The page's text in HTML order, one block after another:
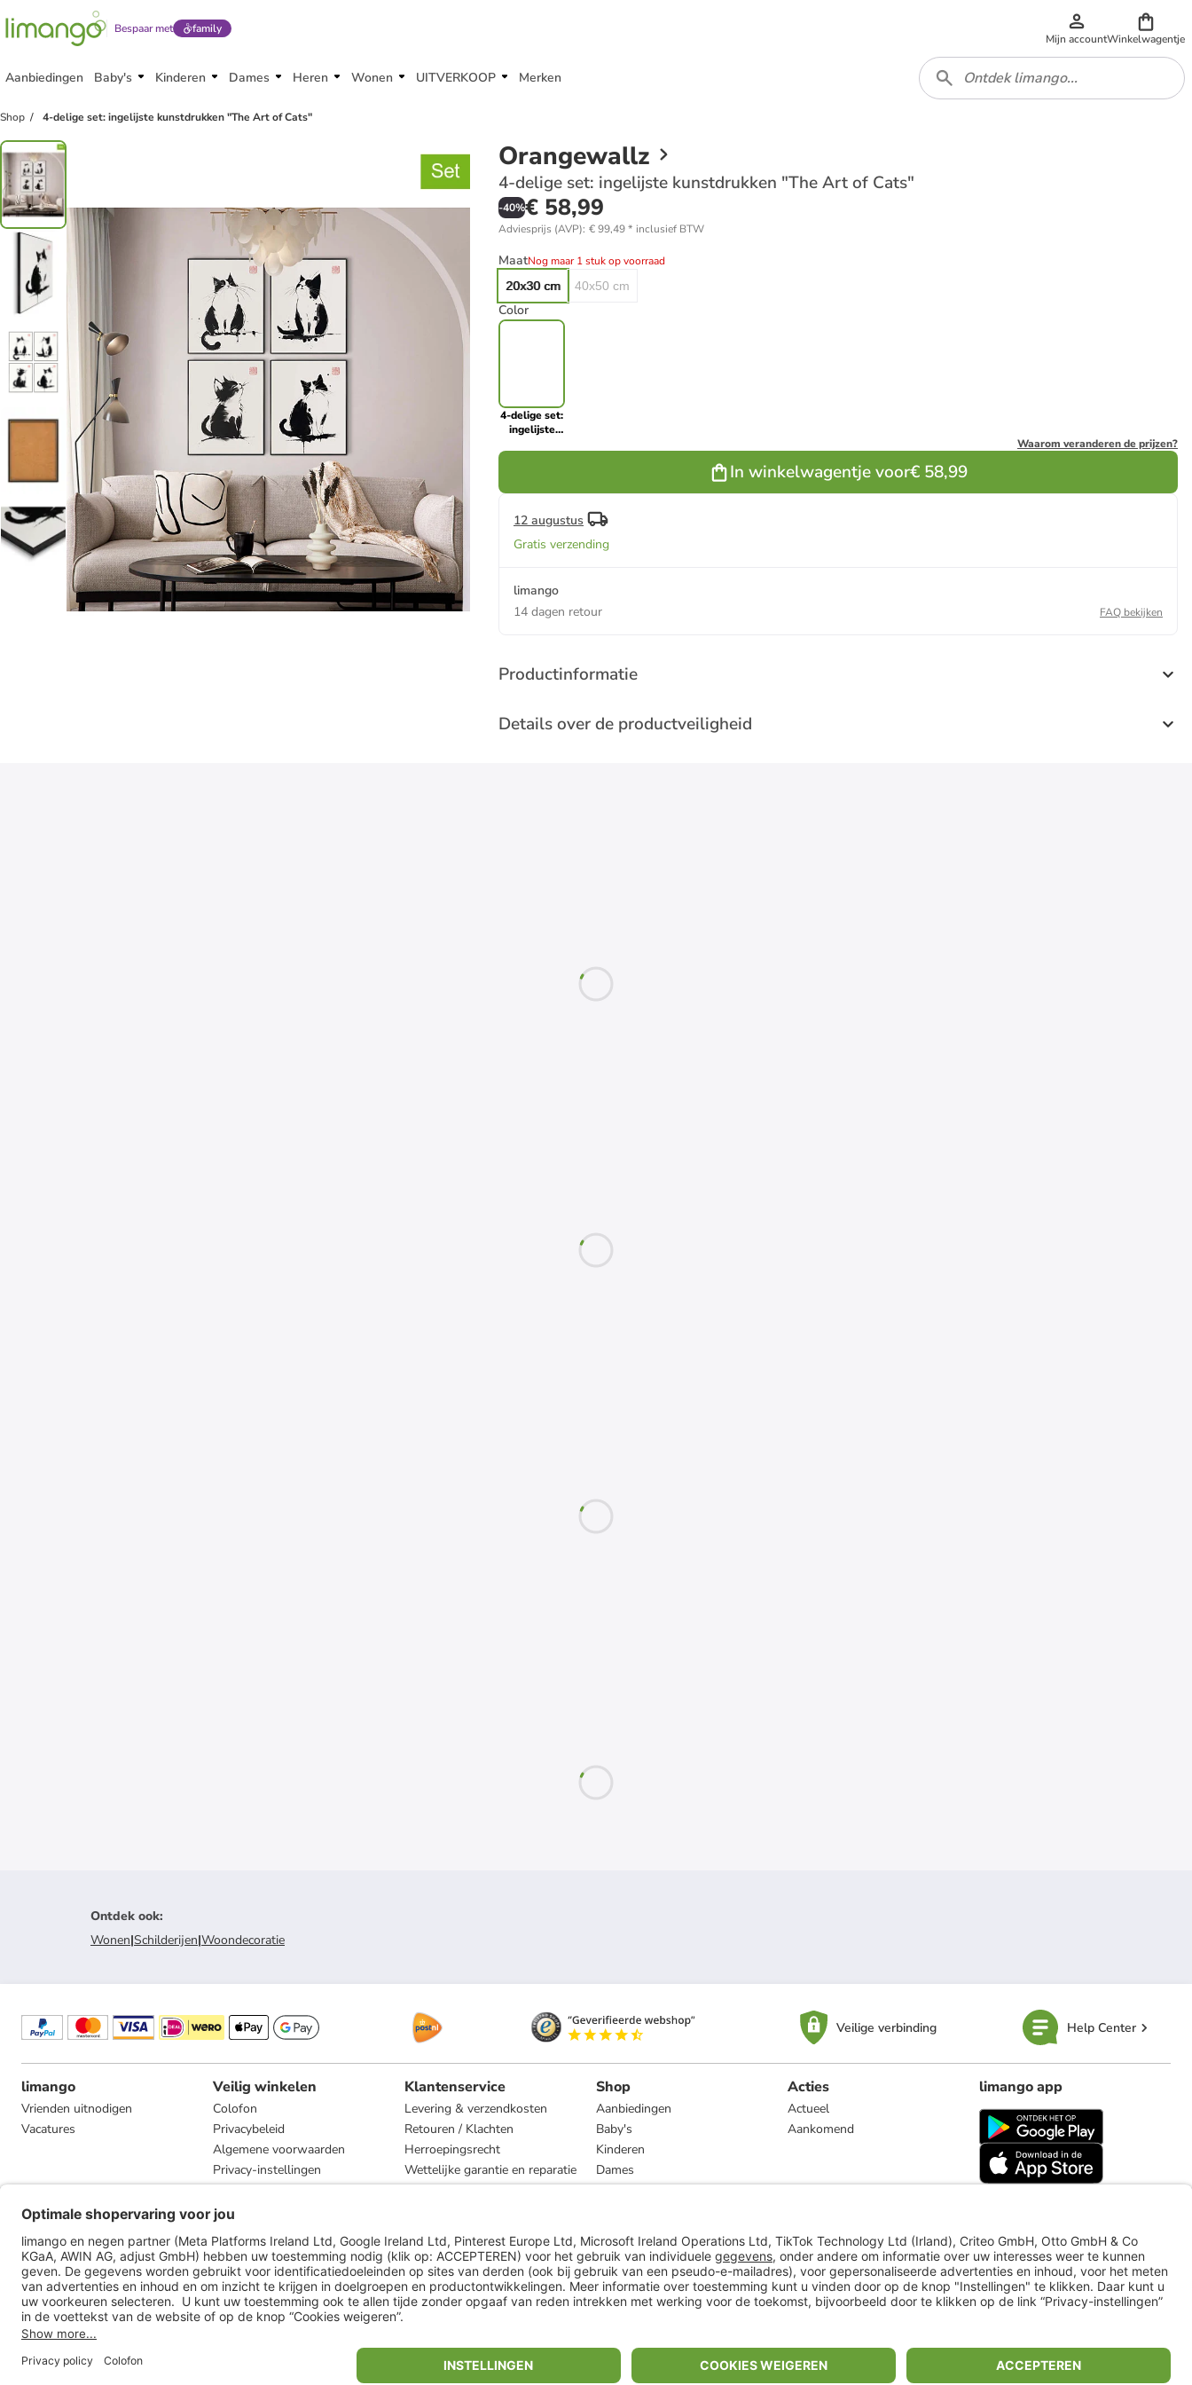
Bespaar met family
Mijn accountWinkelwagentje
Aanbiedingen Baby's Kinderen Dames Heren Wonen UITVERKOOP Merken
Shop 4-delige set: ingelijste kunstdrukken "The Art of Cats"
Orangewallz
4-delige set: ingelijste kunstdrukken "The Art of Cats"
-40%€ 58,99
Adviesprijs (AVP): € 99,49* inclusief BTW
MaatNog maar 1 stuk op voorraad
20x30 cm
40x50 cm
Color
4-delige set:
ingelijste
Waarom veranderen de prijzen?
In winkelwagentje voor€ 58,99
12 augustus
Gratis verzending
limango
14 dagen retour
FAQ bekijken
Productinformatie
Details over de productveiligheid
Ontdek ook:
Wonen|Schilderijen|Woondecoratie
Veilige verbinding Help Center
limango
Vrienden uitnodigen
Vacatures
Veilig winkelen
Colofon
Privacybeleid
Algemene voorwaarden
Privacy-instellingen
Compliance
Klantenservice
Levering & verzendkosten
Retouren / Klachten
Herroepingsrecht
Wettelijke garantie en reparatie
Shop
Aanbiedingen
Baby's
Kinderen
Dames
Heren
Acties
Actueel
Aankomend
limango app
limango.de limango.pl
** Alle prijsopgaven zijn inclusief belasting en exclusief verzendkosten
ᵃ Bij een minimale bestelwaarde van €15.
ᶜ Alle informatie & voorwaarden op
www.limango.nl/invite